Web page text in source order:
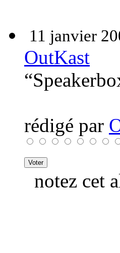
11 janvier
OutKast
rédigé par
notez cet